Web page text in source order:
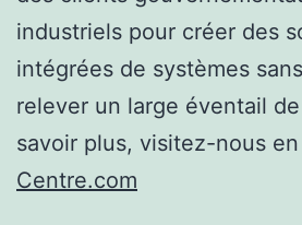
industriels pour créer des
intégrées de systèmes
relever un large éventail
savoir plus, visitez-nous
Centre.com